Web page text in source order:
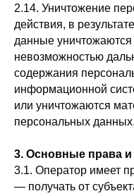
2.14. Уничтожение
действия, в
данные уничтожаются
невозможностью
содержания
информационной
или уничтожаются
персональных данных.
3. Основные права и
3.1. Оператор имеет
— получать от